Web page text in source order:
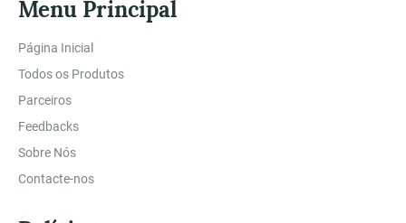
Menu Principal
Página Inicial
Todos os Produtos
Parceiros
Feedbacks
Sobre Nós
Contacte-nos